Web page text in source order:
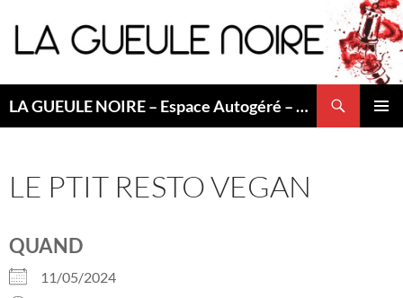
au
contenu
LA GUEULE NOIRE – Espace Autogéré – Saint Etienne
LE PTIT RESTO VEGAN
QUAND
11/05/2024